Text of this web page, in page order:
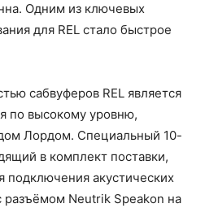
Одним из ключевых
для REL стало быстрое
сабвуферов REL является
по высокому уровню,
Лордом. Специальный 10-
в комплект поставки,
акустических
разъёмом Neutrik Speakon на